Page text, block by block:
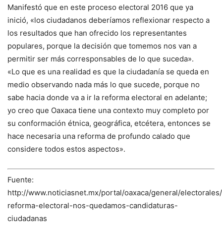
Manifestó que en este proceso electoral 2016 que ya
inició, «los ciudadanos deberíamos reflexionar respecto a
los resultados que han ofrecido los representantes
populares, porque la decisión que tomemos nos van a
permitir ser más corresponsables de lo que suceda».
«Lo que es una realidad es que la ciudadanía se queda en
medio observando nada más lo que sucede, porque no
sabe hacia donde va a ir la reforma electoral en adelante;
yo creo que Oaxaca tiene una contexto muy completo por
su conformación étnica, geográfica, etcétera, entonces se
hace necesaria una reforma de profundo calado que
considere todos estos aspectos».
Fuente:
http://www.noticiasnet.mx/portal/oaxaca/general/
reforma-electoral-nos-quedamos-candidaturas-
ciudadanas